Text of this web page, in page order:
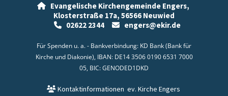

Evangelische Kirchengemeinde Engers,
Klosterstraße 17a, 56566 Neuwied
02622 2344 engers@ekir.de
Für Spenden u. a. - Bankverbindung: KD Bank (Bank für
Kirche und Diakonie), IBAN: DE14 3506 0190 6531 7000
05, BIC: GENODED1DKD
Kontaktinformationen ev. Kirche Engers